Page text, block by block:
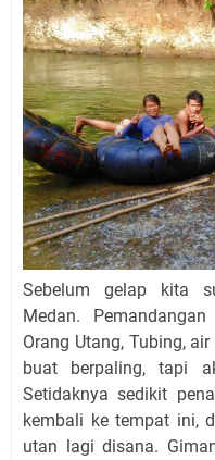
Sebelum gelap kita
Medan.
Orang Utang, Tubing,
buat berpaling, tapi
Setidaknya sedikit
kembali ke tempat ini,
utan lagi disana.